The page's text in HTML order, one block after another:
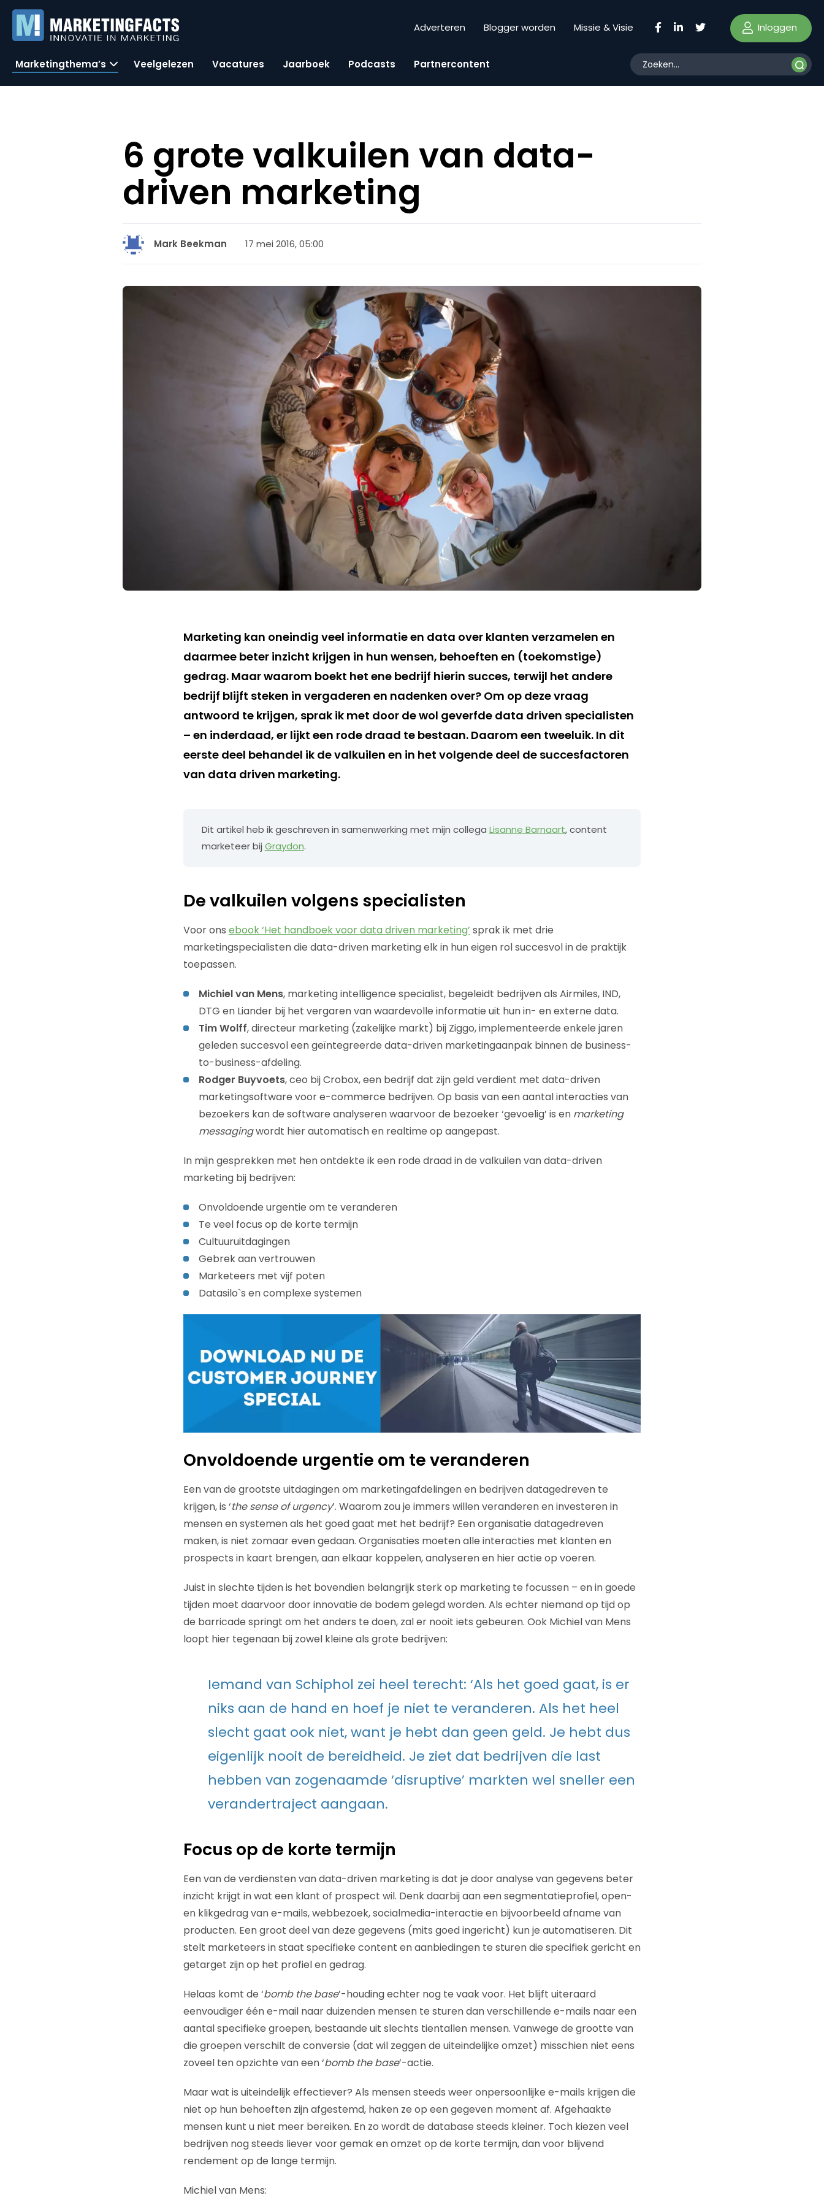
Adverteren Blogger worden Missie & Visie Inloggen
Marketingthema’s Veelgelezen Vacatures Jaarboek Podcasts Partnercontent
6 grote valkuilen van data-
driven marketing
Mark Beekman 17 mei 2016, 05:00
Marketing kan oneindig veel informatie en data over klanten verzamelen en
daarmee beter inzicht krijgen in hun wensen, behoeften en (toekomstige)
gedrag. Maar waarom boekt het ene bedrijf hierin succes, terwijl het andere
bedrijf blijft steken in vergaderen en nadenken over? Om op deze vraag
antwoord te krijgen, sprak ik met door de wol geverfde data driven specialisten
– en inderdaad, er lijkt een rode draad te bestaan. Daarom een tweeluik. In dit
eerste deel behandel ik de valkuilen en in het volgende deel de succesfactoren
van data driven marketing.
Dit artikel heb ik geschreven in samenwerking met mijn collega Lisanne Barnaart, content
marketeer bij Graydon.
De valkuilen volgens specialisten
Voor ons ebook ‘Het handboek voor data driven marketing’ sprak ik met drie
marketingspecialisten die data-driven marketing elk in hun eigen rol succesvol in de praktijk
toepassen.
Michiel van Mens, marketing intelligence specialist, begeleidt bedrijven als Airmiles, IND,
DTG en Liander bij het vergaren van waardevolle informatie uit hun in- en externe data.
Tim Wolff, directeur marketing (zakelijke markt) bij Ziggo, implementeerde enkele jaren
geleden succesvol een geïntegreerde data-driven marketingaanpak binnen de business-
to-business-afdeling.
Rodger Buyvoets, ceo bij Crobox, een bedrijf dat zijn geld verdient met data-driven
marketingsoftware voor e-commerce bedrijven. Op basis van een aantal interacties van
bezoekers kan de software analyseren waarvoor de bezoeker ‘gevoelig’ is en marketing
messagingwordt hier automatisch en realtime op aangepast.
In mijn gesprekken met hen ontdekte ik een rode draad in de valkuilen van data-driven
marketing bij bedrijven:
Onvoldoende urgentie om te veranderen
Te veel focus op de korte termijn
Cultuuruitdagingen
Gebrek aan vertrouwen
Marketeers met vijf poten
Datasilo`s en complexe systemen
Onvoldoende urgentie om te veranderen
Een van de grootste uitdagingen om marketingafdelingen en bedrijven datagedreven te
krijgen, is ‘the sense of urgency’. Waarom zou je immers willen veranderen en investeren in
mensen en systemen als het goed gaat met het bedrijf? Een organisatie datagedreven
maken, is niet zomaar even gedaan. Organisaties moeten alle interacties met klanten en
prospects in kaart brengen, aan elkaar koppelen, analyseren en hier actie op voeren.
Juist in slechte tijden is het bovendien belangrijk sterk op marketing te focussen – en in goede
tijden moet daarvoor door innovatie de bodem gelegd worden. Als echter niemand op tijd op
de barricade springt om het anders te doen, zal er nooit iets gebeuren. Ook Michiel van Mens
loopt hier tegenaan bij zowel kleine als grote bedrijven:
Iemand van Schiphol zei heel terecht: ‘Als het goed gaat, is er
niks aan de hand en hoef je niet te veranderen. Als het heel
slecht gaat ook niet, want je hebt dan geen geld. Je hebt dus
eigenlijk nooit de bereidheid. Je ziet dat bedrijven die last
hebben van zogenaamde ‘disruptive’ markten wel sneller een
verandertraject aangaan.
Focus op de korte termijn
Een van de verdiensten van data-driven marketing is dat je door analyse van gegevens beter
inzicht krijgt in wat een klant of prospect wil. Denk daarbij aan een segmentatieprofiel, open-
en klikgedrag van e-mails, webbezoek, socialmedia-interactie en bijvoorbeeld afname van
producten. Een groot deel van deze gegevens (mits goed ingericht) kun je automatiseren. Dit
stelt marketeers in staat specifieke content en aanbiedingen te sturen die specifiek gericht en
getarget zijn op het profiel en gedrag.
Helaas komt de ‘bomb the base’-houding echter nog te vaak voor. Het blijft uiteraard
eenvoudiger één e-mail naar duizenden mensen te sturen dan verschillende e-mails naar een
aantal specifieke groepen, bestaande uit slechts tientallen mensen. Vanwege de grootte van
die groepen verschilt de conversie (dat wil zeggen de uiteindelijke omzet) misschien niet eens
zoveel ten opzichte van een ‘bomb the base’-actie.
Maar wat is uiteindelijk effectiever? Als mensen steeds weer onpersoonlijke e-mails krijgen die
niet op hun behoeften zijn afgestemd, haken ze op een gegeven moment af. Afgehaakte
mensen kunt u niet meer bereiken. En zo wordt de database steeds kleiner. Toch kiezen veel
bedrijven nog steeds liever voor gemak en omzet op de korte termijn, dan voor blijvend
rendement op de lange termijn.
Michiel van Mens: